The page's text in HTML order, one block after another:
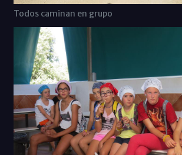
Todos caminan en grupo